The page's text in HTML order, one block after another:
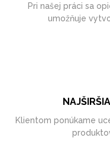
Pri našej práci sa
umožňuje
Klientom ponúkame